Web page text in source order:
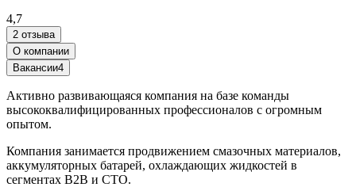
4,7
2 отзыва
О компании
Вакансии4
Активно развивающаяся компания на базе команды
высококвалифицированных профессионалов с огромным
опытом.
Компания занимается продвижением смазочных материалов,
аккумуляторных батарей, охлаждающих жидкостей в
сегментах B2B и СТО.